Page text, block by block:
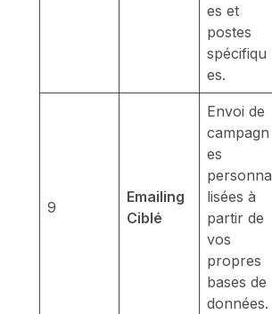
es et
postes
spécifiqu
es.
9
Emailing
Ciblé
Envoi de
campagn
es
personna
lisées à
partir de
vos
propres
bases de
données.